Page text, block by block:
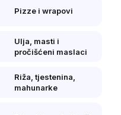
Pizze i wrapovi
Ulja, masti i
pročišćeni maslaci
Riža, tjestenina,
mahunarke